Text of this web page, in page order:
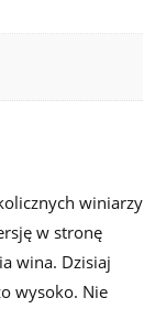
winiarzy
w stronę
wina. Dzisiaj
wysoko. Nie